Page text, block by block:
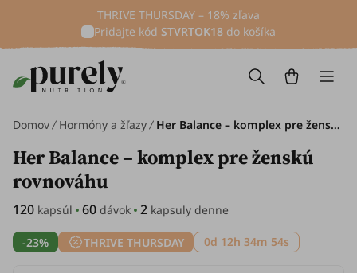
THRIVE THURSDAY – 18% zľava
Pridajte kód STVRTOK18 do košíka
Domov Hormóny a žľazy Her Balance – komplex pre ženskú rovnováhu, 120 kapsúl
Her Balance – komplex pre ženskú
rovnováhu
120 kapsúl 60 dávok 2 kapsuly denne
-23% THRIVE THURSDAY 0d 12h 34m 53s